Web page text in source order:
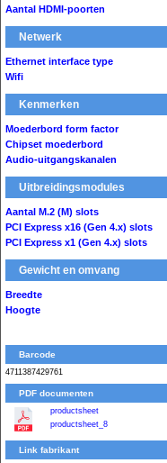
Aantal HDMI-poorten
Netwerk
Ethernet interface type
Wifi
Kenmerken
Moederbord form factor
Chipset moederbord
Audio-uitgangskanalen
Uitbreidingsmodules
Aantal M.2 (M) slots
PCI Express x16 (Gen 4.x) slots
PCI Express x1 (Gen 4.x) slots
Gewicht en omvang
Breedte
Hoogte
Barcode
4711387429761
PDF documenten
productsheet
productsheet_8
Link fabrikant